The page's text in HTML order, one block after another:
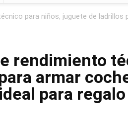
para niños, juguete de ladrillos
rendimiento
armar
para regalo